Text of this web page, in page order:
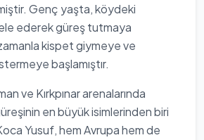
Genç yaşta, köydeki
ederek güreş tutmaya
kispet giymeye ve
başlamıştır.
ve Kırkpınar arenalarında
en büyük isimlerinden biri
Yusuf, hem Avrupa hem de